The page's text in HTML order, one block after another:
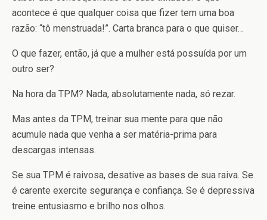
acontece é que qualquer coisa que fizer tem uma boa
razão: “tô menstruada!”. Carta branca para o que quiser…
O que fazer, então, já que a mulher está possuída por um
outro ser?
Na hora da TPM? Nada, absolutamente nada, só rezar.
Mas antes da TPM, treinar sua mente para que não
acumule nada que venha a ser matéria-prima para
descargas intensas.
Se sua TPM é raivosa, desative as bases de sua raiva. Se
é carente exercite segurança e confiança. Se é depressiva
treine entusiasmo e brilho nos olhos.